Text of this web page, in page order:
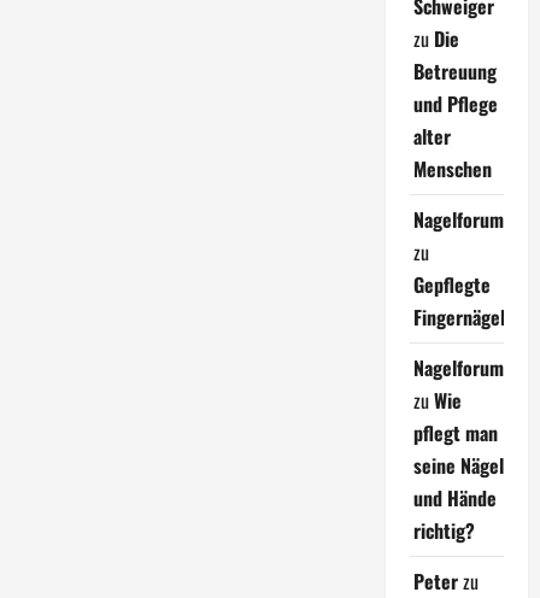
Schweiger
zu Die
Betreuung
und Pflege
alter
Menschen
Nagelforum
zu
Gepflegte
Fingernägel
Nagelforum
zuWie
pflegt man
seine Nägel
und Hände
richtig?
Peterzu